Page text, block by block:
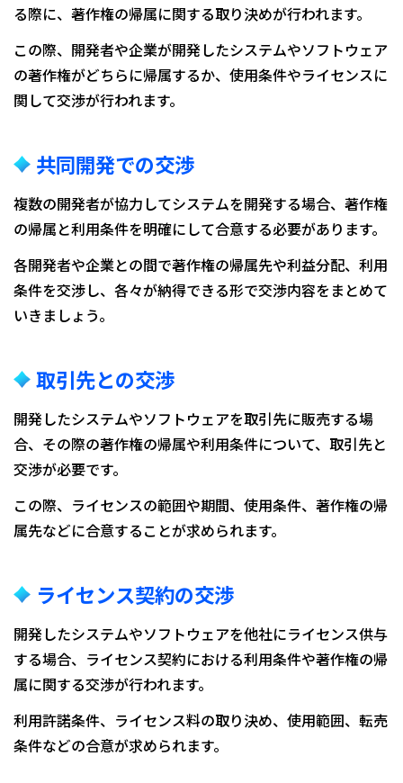
る際に、著作権の帰属に関する取り決めが行われます。
この際、開発者や企業が開発したシステムやソフトウェア
の著作権がどちらに帰属するか、使用条件やライセンスに
関して交渉が行われます。
共同開発での交渉
複数の開発者が協力してシステムを開発する場合、著作権
の帰属と利用条件を明確にして合意する必要があります。
各開発者や企業との間で著作権の帰属先や利益分配、利用
条件を交渉し、各々が納得できる形で交渉内容をまとめて
いきましょう。
取引先との交渉
開発したシステムやソフトウェアを取引先に販売する場
合、その際の著作権の帰属や利用条件について、取引先と
交渉が必要です。
この際、ライセンスの範囲や期間、使用条件、著作権の帰
属先などに合意することが求められます。
ライセンス契約の交渉
開発したシステムやソフトウェアを他社にライセンス供与
する場合、ライセンス契約における利用条件や著作権の帰
属に関する交渉が行われます。
利用許諾条件、ライセンス料の取り決め、使用範囲、転売
条件などの合意が求められます。